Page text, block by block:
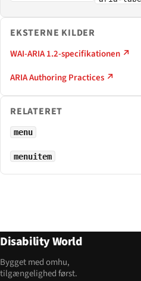
EKSTERNE KILDER
WAI-ARIA 1.2-specifikationen ↗
ARIA Authoring Practices ↗
RELATERET
menu
menuitem
Disability World
Bygget med omhu,
tilgængelighed først.